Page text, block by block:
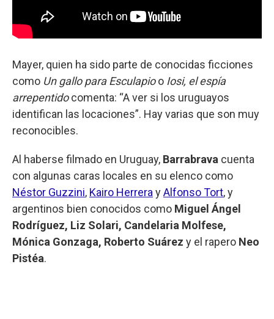
Mayer, quien ha sido parte de conocidas ficciones
como Un gallo para Esculapioo Iosi, el espía
arrepentidocomenta: “A ver si los uruguayos
identifican las locaciones”. Hay varias que son muy
reconocibles.
Al haberse filmado en Uruguay, Barrabrava cuenta
con algunas caras locales en su elenco como
Néstor Guzzini, Kairo HerrerayAlfonso Tort, y
argentinos bien conocidos como Miguel Ángel
Rodríguez, Liz Solari, Candelaria Molfese,
Mónica Gonzaga, Roberto Suárez y el rapero Neo
Pistéa.